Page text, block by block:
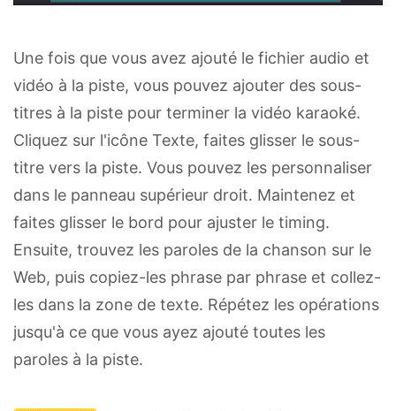
Une fois que vous avez ajouté le fichier audio et
vidéo à la piste, vous pouvez ajouter des sous-
titres à la piste pour terminer la vidéo karaoké.
Cliquez sur l'icône Texte, faites glisser le sous-
titre vers la piste. Vous pouvez les personnaliser
dans le panneau supérieur droit. Maintenez et
faites glisser le bord pour ajuster le timing.
Ensuite, trouvez les paroles de la chanson sur le
Web, puis copiez-les phrase par phrase et collez-
les dans la zone de texte. Répétez les opérations
jusqu'à ce que vous ayez ajouté toutes les
paroles à la piste.